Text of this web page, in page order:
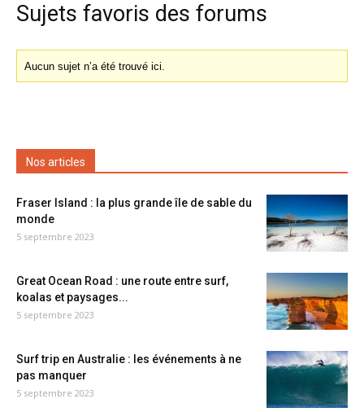
Sujets favoris des forums
Aucun sujet n’a été trouvé ici.
Nos articles
Fraser Island : la plus grande île de sable du
monde
5 septembre 2023
Great Ocean Road : une route entre surf,
koalas et paysages...
5 septembre 2023
Surf trip en Australie : les événements à ne
pas manquer
5 septembre 2023